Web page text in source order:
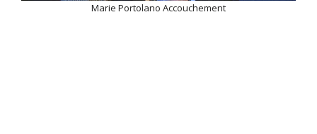
Marie Portolano Accouchement